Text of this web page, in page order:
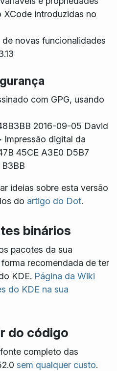
XCode introduzidas no
novas funcionalidades
com GPG, usando
2016-09-05 David
Impressão digital da
45CE A3E0 D5B7
ideias sobre esta versão
do artigo do Dot.
binários
pacotes da sua
recomendada de ter
KDE. Página da Wiki
do KDE na sua
do código
completo das
sem qualquer custo.